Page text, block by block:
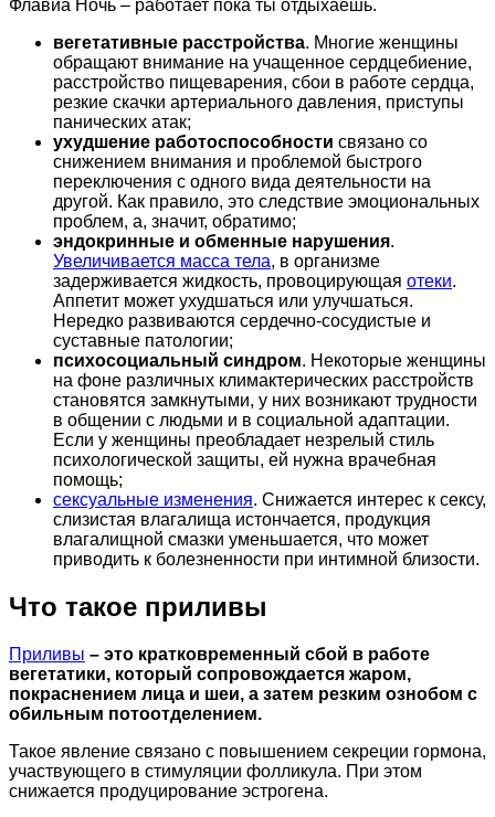
Флавиа Ночь – работает пока ты отдыхаешь.
вегетативные расстройства. Многие женщины
обращают внимание на учащенное сердцебиение,
расстройство пищеварения, сбои в работе сердца,
резкие скачки артериального давления, приступы
панических атак;
ухудшение работоспособности связано со
снижением внимания и проблемой быстрого
переключения с одного вида деятельности на
другой. Как правило, это следствие эмоциональных
проблем, а, значит, обратимо;
эндокринные и обменные нарушения.
Увеличивается масса тела, в организме
задерживается жидкость, провоцирующая отеки.
Аппетит может ухудшаться или улучшаться.
Нередко развиваются сердечно-сосудистые и
суставные патологии;
психосоциальный синдром. Некоторые женщины
на фоне различных климактерических расстройств
становятся замкнутыми, у них возникают трудности
в общении с людьми и в социальной адаптации.
Если у женщины преобладает незрелый стиль
психологической защиты, ей нужна врачебная
помощь;
сексуальные изменения. Снижается интерес к сексу,
слизистая влагалища истончается, продукция
влагалищной смазки уменьшается, что может
приводить к болезненности при интимной близости.
Что такое приливы
Приливы – это кратковременный сбой в работе
вегетатики, который сопровождается жаром,
покраснением лица и шеи, а затем резким ознобом с
обильным потоотделением.
Такое явление связано с повышением секреции гормона,
участвующего в стимуляции фолликула. При этом
снижается продуцирование эстрогена.